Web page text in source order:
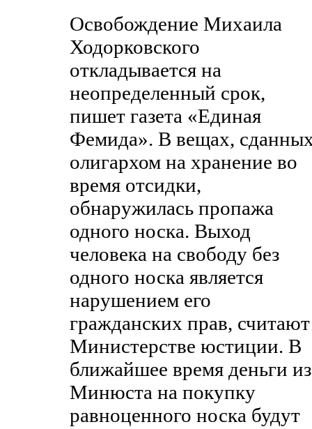
Освобождение Михаила
Ходорковского
откладывается на
неопределенный срок,
пишет газета «Единая
Фемида». В вещах,
олигархом на хранение во
время отсидки,
обнаружилась пропажа
одного носка. Выход
человека на свободу без
одного носка является
нарушением его
гражданских прав,
Министерстве юстиции. В
ближайшее время деньги из
Минюста на покупку
равноценного носка будут